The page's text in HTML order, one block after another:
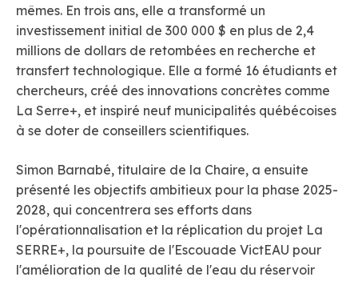
mêmes. En trois ans, elle a transformé un
investissement initial de 300 000 $ en plus de 2,4
millions de dollars de retombées en recherche et
transfert technologique. Elle a formé 16 étudiants et
chercheurs, créé des innovations concrètes comme
La Serre+, et inspiré neuf municipalités québécoises
à se doter de conseillers scientifiques.
Simon Barnabé, titulaire de la Chaire, a ensuite
présenté les objectifs ambitieux pour la phase 2025-
2028, qui concentrera ses efforts dans
l'opérationnalisation et la réplication du projet La
SERRE+, la poursuite de l'Escouade VictEAU pour
l'amélioration de la qualité de l'eau du réservoir